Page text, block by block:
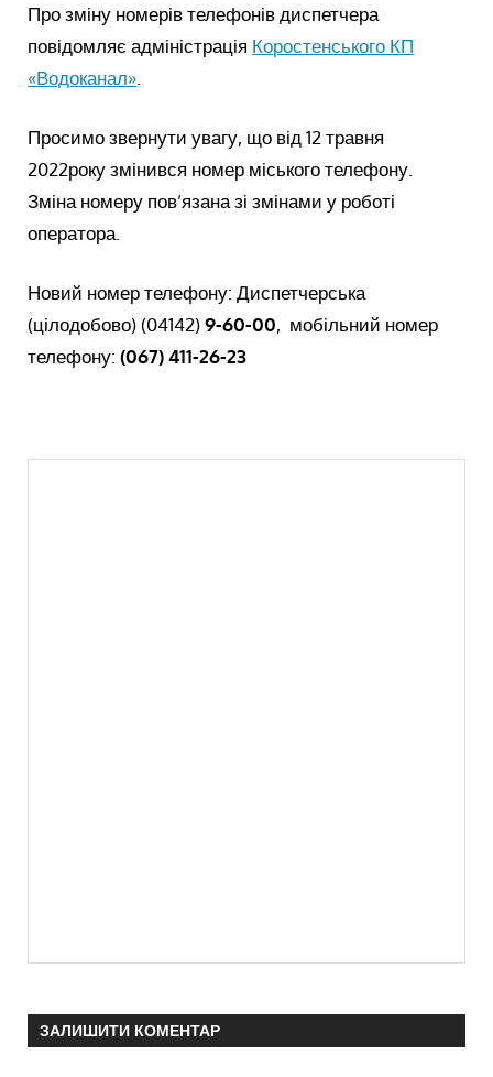
Про зміну номерів телефонів диспетчера
повідомляє адміністрація Коростенського КП
«Водоканал»
Просимо звернути увагу, що від 12 травня
2022року змінився номер міського телефону.
Зміна номеру пов’язана зі змінами у роботі
оператора.
Новий номер телефону: Диспетчерська
(цілодобово) (04142)9-60-00, мобільний номер
телефону:(067) 411-26-23
ЗАЛИШИТИ КОМЕНТАР